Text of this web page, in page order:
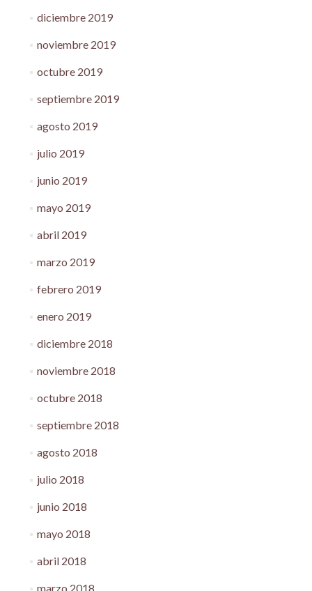
diciembre 2019
noviembre 2019
octubre 2019
septiembre 2019
agosto 2019
julio 2019
junio 2019
mayo 2019
abril 2019
marzo 2019
febrero 2019
enero 2019
diciembre 2018
noviembre 2018
octubre 2018
septiembre 2018
agosto 2018
julio 2018
junio 2018
mayo 2018
abril 2018
marzo 2018